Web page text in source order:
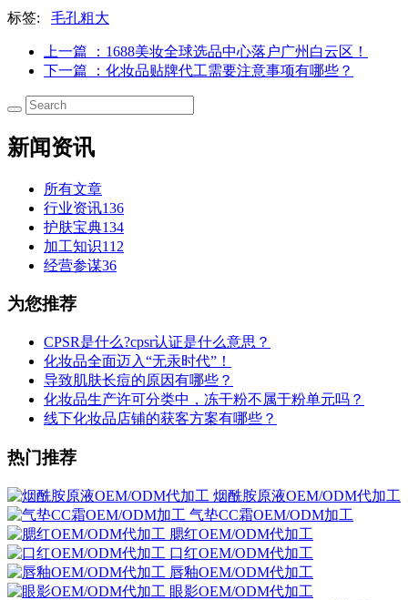
标签: 毛孔粗大
上一篇
：1688美妆全球选品中心落户广州白云区！
下一篇
：化妆品贴牌代工需要注意事项有哪些？
新闻资讯
所有文章
行业资讯136
护肤宝典134
加工知识112
经营参谋36
为您推荐
CPSR是什么?cpsr认证是什么意思？
化妆品全面迈入“无汞时代”！
导致肌肤长痘的原因有哪些？
化妆品生产许可分类中，冻干粉不属于粉单元吗？
线下化妆品店铺的获客方案有哪些？
热门推荐
烟酰胺原液OEM/ODM代加工
气垫CC霜OEM/ODM加工
腮红OEM/ODM代加工
口红OEM/ODM代加工
唇釉OEM/ODM代加工
眼影OEM/ODM代加工